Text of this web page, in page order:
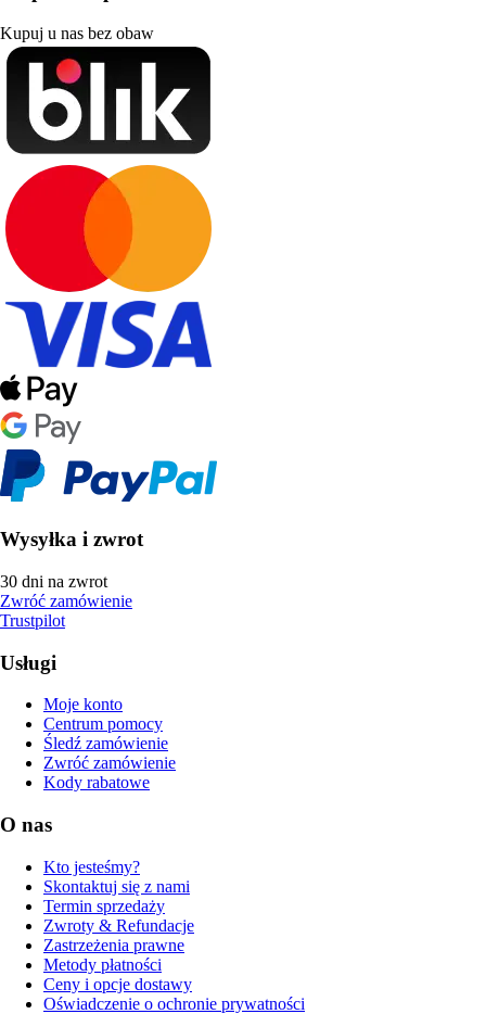
Kupuj u nas bez obaw
Wysyłka i zwrot
30 dni na zwrot
Zwróć zamówienie
Trustpilot
Usługi
Moje konto
Centrum pomocy
Śledź zamówienie
Zwróć zamówienie
Kody rabatowe
O nas
Kto jesteśmy?
Skontaktuj się z nami
Termin sprzedaży
Zwroty & Refundacje
Zastrzeżenia prawne
Metody płatności
Ceny i opcje dostawy
Oświadczenie o ochronie prywatności